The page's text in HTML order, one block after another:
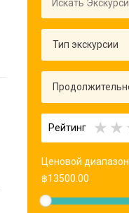
Рейтинг
Ценовой диапазон
฿13500.00